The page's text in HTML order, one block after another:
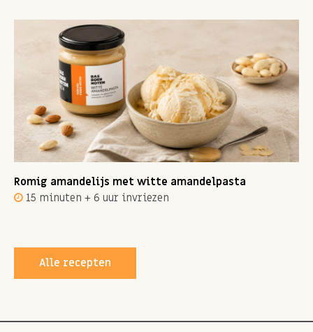
Romig amandelijs met witte amandelpasta
15 minuten + 6 uur invriezen
Alle recepten